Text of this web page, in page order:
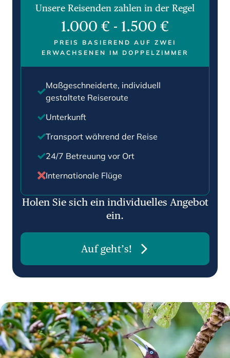
Unsere Reisenden zahlen in der Regel
1.000 € - 1.500 €
PREIS BASIEREND AUF ZWEI
ERWACHSENEN IM DOPPELZIMMER
Maßgeschneiderte, individuell
gestaltete Reiseroute
Unterkunft
Transport während der Reise
24/7 Betreuung vor Ort
Internationale Flüge
Holen Sie sich ein individuelles Angebot
ein.
Auf geht’s!